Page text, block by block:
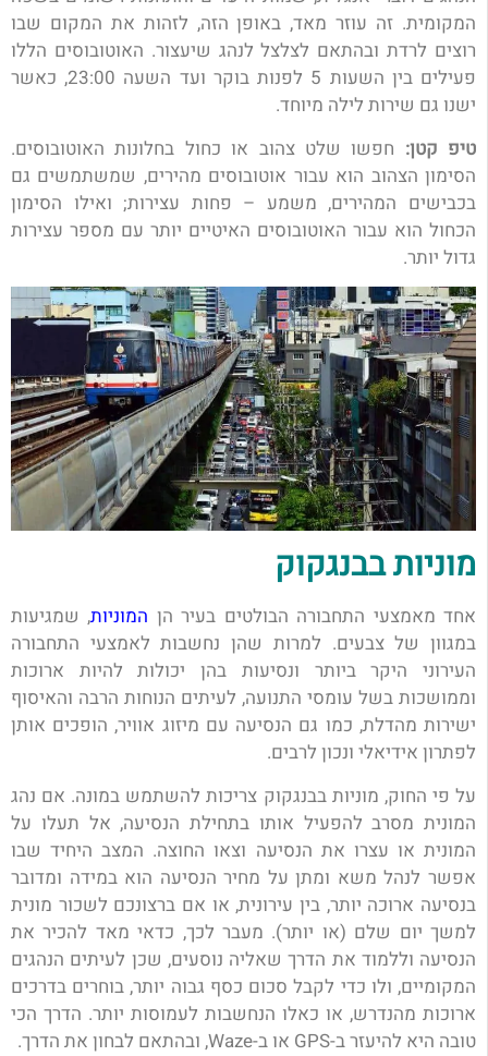
המקומית. זה עוזר מאד, באופן הזה, לזהות את המקום שבו
רוצים לרדת ובהתאם לצלצל לנהג שיעצור. האוטובוסים הללו
פעילים בין השעות 5 לפנות בוקר ועד השעה 23:00, כאשר
ישנו גם שירות לילה מיוחד.
טיפ קטן: חפשו שלט צהוב או כחול בחלונות האוטובוסים.
הסימון הצהוב הוא עבור אוטובוסים מהירים, שמשתמשים גם
בכבישים המהירים, משמע – פחות עצירות; ואילו הסימון
הכחול הוא עבור האוטובוסים האיטיים יותר עם מספר עצירות
גדול יותר.
מוניות בבנגקוק
אחד מאמצעי התחבורה הבולטים בעיר הן המוניות, שמגיעות
במגוון של צבעים. למרות שהן נחשבות לאמצעי התחבורה
העירוני היקר ביותר ונסיעות בהן יכולות להיות ארוכות
וממושכות בשל עומסי התנועה, לעיתים הנוחות הרבה והאיסוף
ישירות מהדלת, כמו גם הנסיעה עם מיזוג אוויר, הופכים אותן
לפתרון אידיאלי ונכון לרבים.
על פי החוק, מוניות בבנגקוק צריכות להשתמש במונה. אם נהג
המונית מסרב להפעיל אותו בתחילת הנסיעה, אל תעלו על
המונית או עצרו את הנסיעה וצאו החוצה. המצב היחיד שבו
אפשר לנהל משא ומתן על מחיר הנסיעה הוא במידה ומדובר
בנסיעה ארוכה יותר, בין עירונית, או אם ברצונכם לשכור מונית
למשך יום שלם (או יותר). מעבר לכך, כדאי מאד להכיר את
הנסיעה וללמוד את הדרך שאליה נוסעים, שכן לעיתים הנהגים
המקומיים, ולו כדי לקבל סכום כסף גבוה יותר, בוחרים בדרכים
ארוכות מהנדרש, או כאלו הנחשבות לעמוסות יותר. הדרך הכי
טובה היא להיעזר ב-GPS או ב-Waze, ובהתאם לבחון את הדרך.